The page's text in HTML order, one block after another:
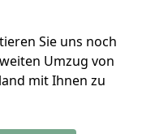
Sie uns noch
Umzug von
mit Ihnen zu